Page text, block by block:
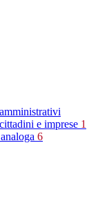
e imprese 1
6